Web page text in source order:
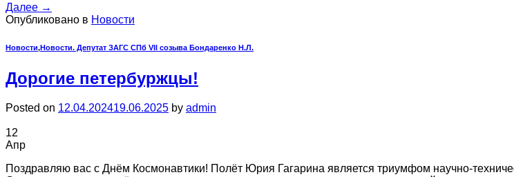
Далее →
Опубликовано в Новости
Новости,Новости. Депутат ЗАГС СПб VII созыва Бондаренко Н.Л.
Дорогие петербуржцы!
Posted on 12.04.202419.06.2025 by admin
12
Апр
Поздравляю вас с Днём Космонавтики! Полёт Юрия Гагарина является триумфом научно-